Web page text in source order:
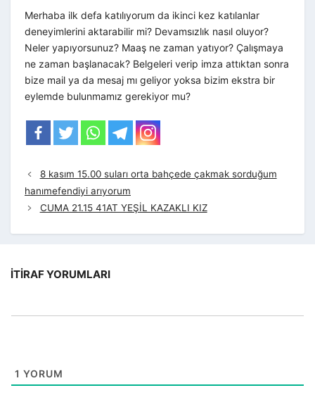
Merhaba ilk defa katılıyorum da ikinci kez katılanlar
deneyimlerini aktarabilir mi? Devamsızlık nasıl oluyor?
Neler yapıyorsunuz? Maaş ne zaman yatıyor? Çalışmaya
ne zaman başlanacak? Belgeleri verip imza attıktan sonra
bize mail ya da mesaj mı geliyor yoksa bizim ekstra bir
eylemde bulunmamız gerekiyor mu?
8 kasım 15.00 suları orta bahçede çakmak sorduğum
hanımefendiyi arıyorum
CUMA 21.15 41AT YEŞİL KAZAKLI KIZ
İTIRAF YORUMLARI
1 YORUM